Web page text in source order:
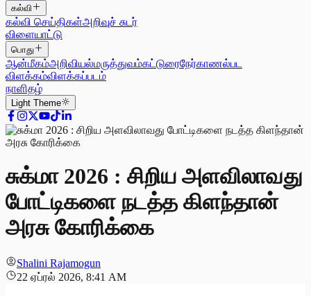
கல்வி
கல்வி செய்திகள்அறிவுச் சுடர்
விளையாட்டு
பொது
ஆன்மீகம்அறிவியல்மருத்துவம்கட்டுரைநேர்காணல்பட
விளக்கம்விளக்கப்படம்
நாளிதழ்
Light Theme
சுக்மா 2026 : சிறிய அளவிலாவது
போட்டிகளை நடத்த கிளந்தான்
அரசு கோரிக்கை
Shalini Rajamogun
22 ஏப்ரல் 2026, 8:41 AM